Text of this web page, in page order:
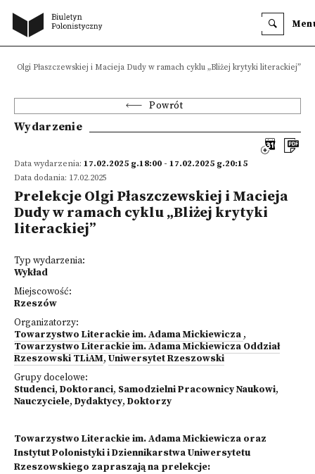
Olgi Płaszczewskiej i Macieja Dudy w ramach cyklu „Bliżej krytyki literackiej”
Powrót
Wydarzenie
Data wydarzenia: 17.02.2025 g.18:00 - 17.02.2025 g.20:15
Data dodania: 17.02.2025
Prelekcje Olgi Płaszczewskiej i Macieja
Dudy w ramach cyklu „Bliżej krytyki
literackiej”
Typ wydarzenia:
Wykład
Miejscowość:
Rzeszów
Organizatorzy:
Towarzystwo Literackie im. Adama Mickiewicza ,
Towarzystwo Literackie im. Adama Mickiewicza Oddział
Rzeszowski TLiAM, Uniwersytet Rzeszowski
Grupy docelowe:
Studenci, Doktoranci, Samodzielni Pracownicy Naukowi,
Nauczyciele, Dydaktycy, Doktorzy
Towarzystwo Literackie im. Adama Mickiewicza oraz
Instytut Polonistyki i Dziennikarstwa Uniwersytetu
Rzeszowskiego zapraszają na prelekcje: